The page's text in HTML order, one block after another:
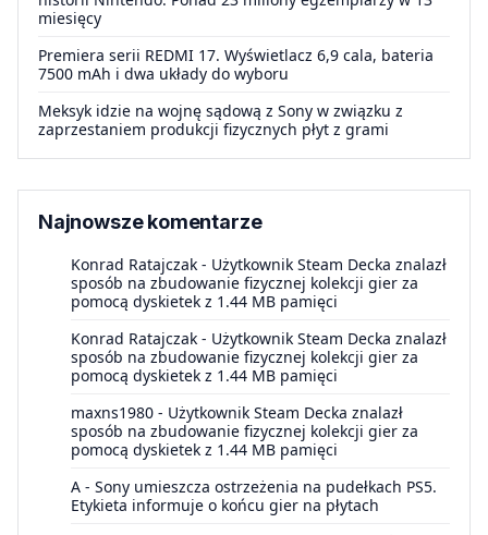
miesięcy
Premiera serii REDMI 17. Wyświetlacz 6,9 cala, bateria
7500 mAh i dwa układy do wyboru
Meksyk idzie na wojnę sądową z Sony w związku z
zaprzestaniem produkcji fizycznych płyt z grami
Najnowsze komentarze
Konrad Ratajczak - Użytkownik Steam Decka znalazł
sposób na zbudowanie fizycznej kolekcji gier za
pomocą dyskietek z 1.44 MB pamięci
Konrad Ratajczak - Użytkownik Steam Decka znalazł
sposób na zbudowanie fizycznej kolekcji gier za
pomocą dyskietek z 1.44 MB pamięci
maxns1980 - Użytkownik Steam Decka znalazł
sposób na zbudowanie fizycznej kolekcji gier za
pomocą dyskietek z 1.44 MB pamięci
A - Sony umieszcza ostrzeżenia na pudełkach PS5.
Etykieta informuje o końcu gier na płytach